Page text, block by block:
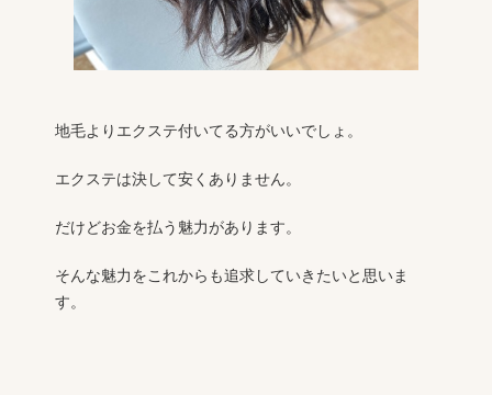
地毛よりエクステ付いてる方がいいでしょ。
エクステは決して安くありません。
だけどお金を払う魅力があります。
そんな魅力をこれからも追求していきたいと思いま
す。